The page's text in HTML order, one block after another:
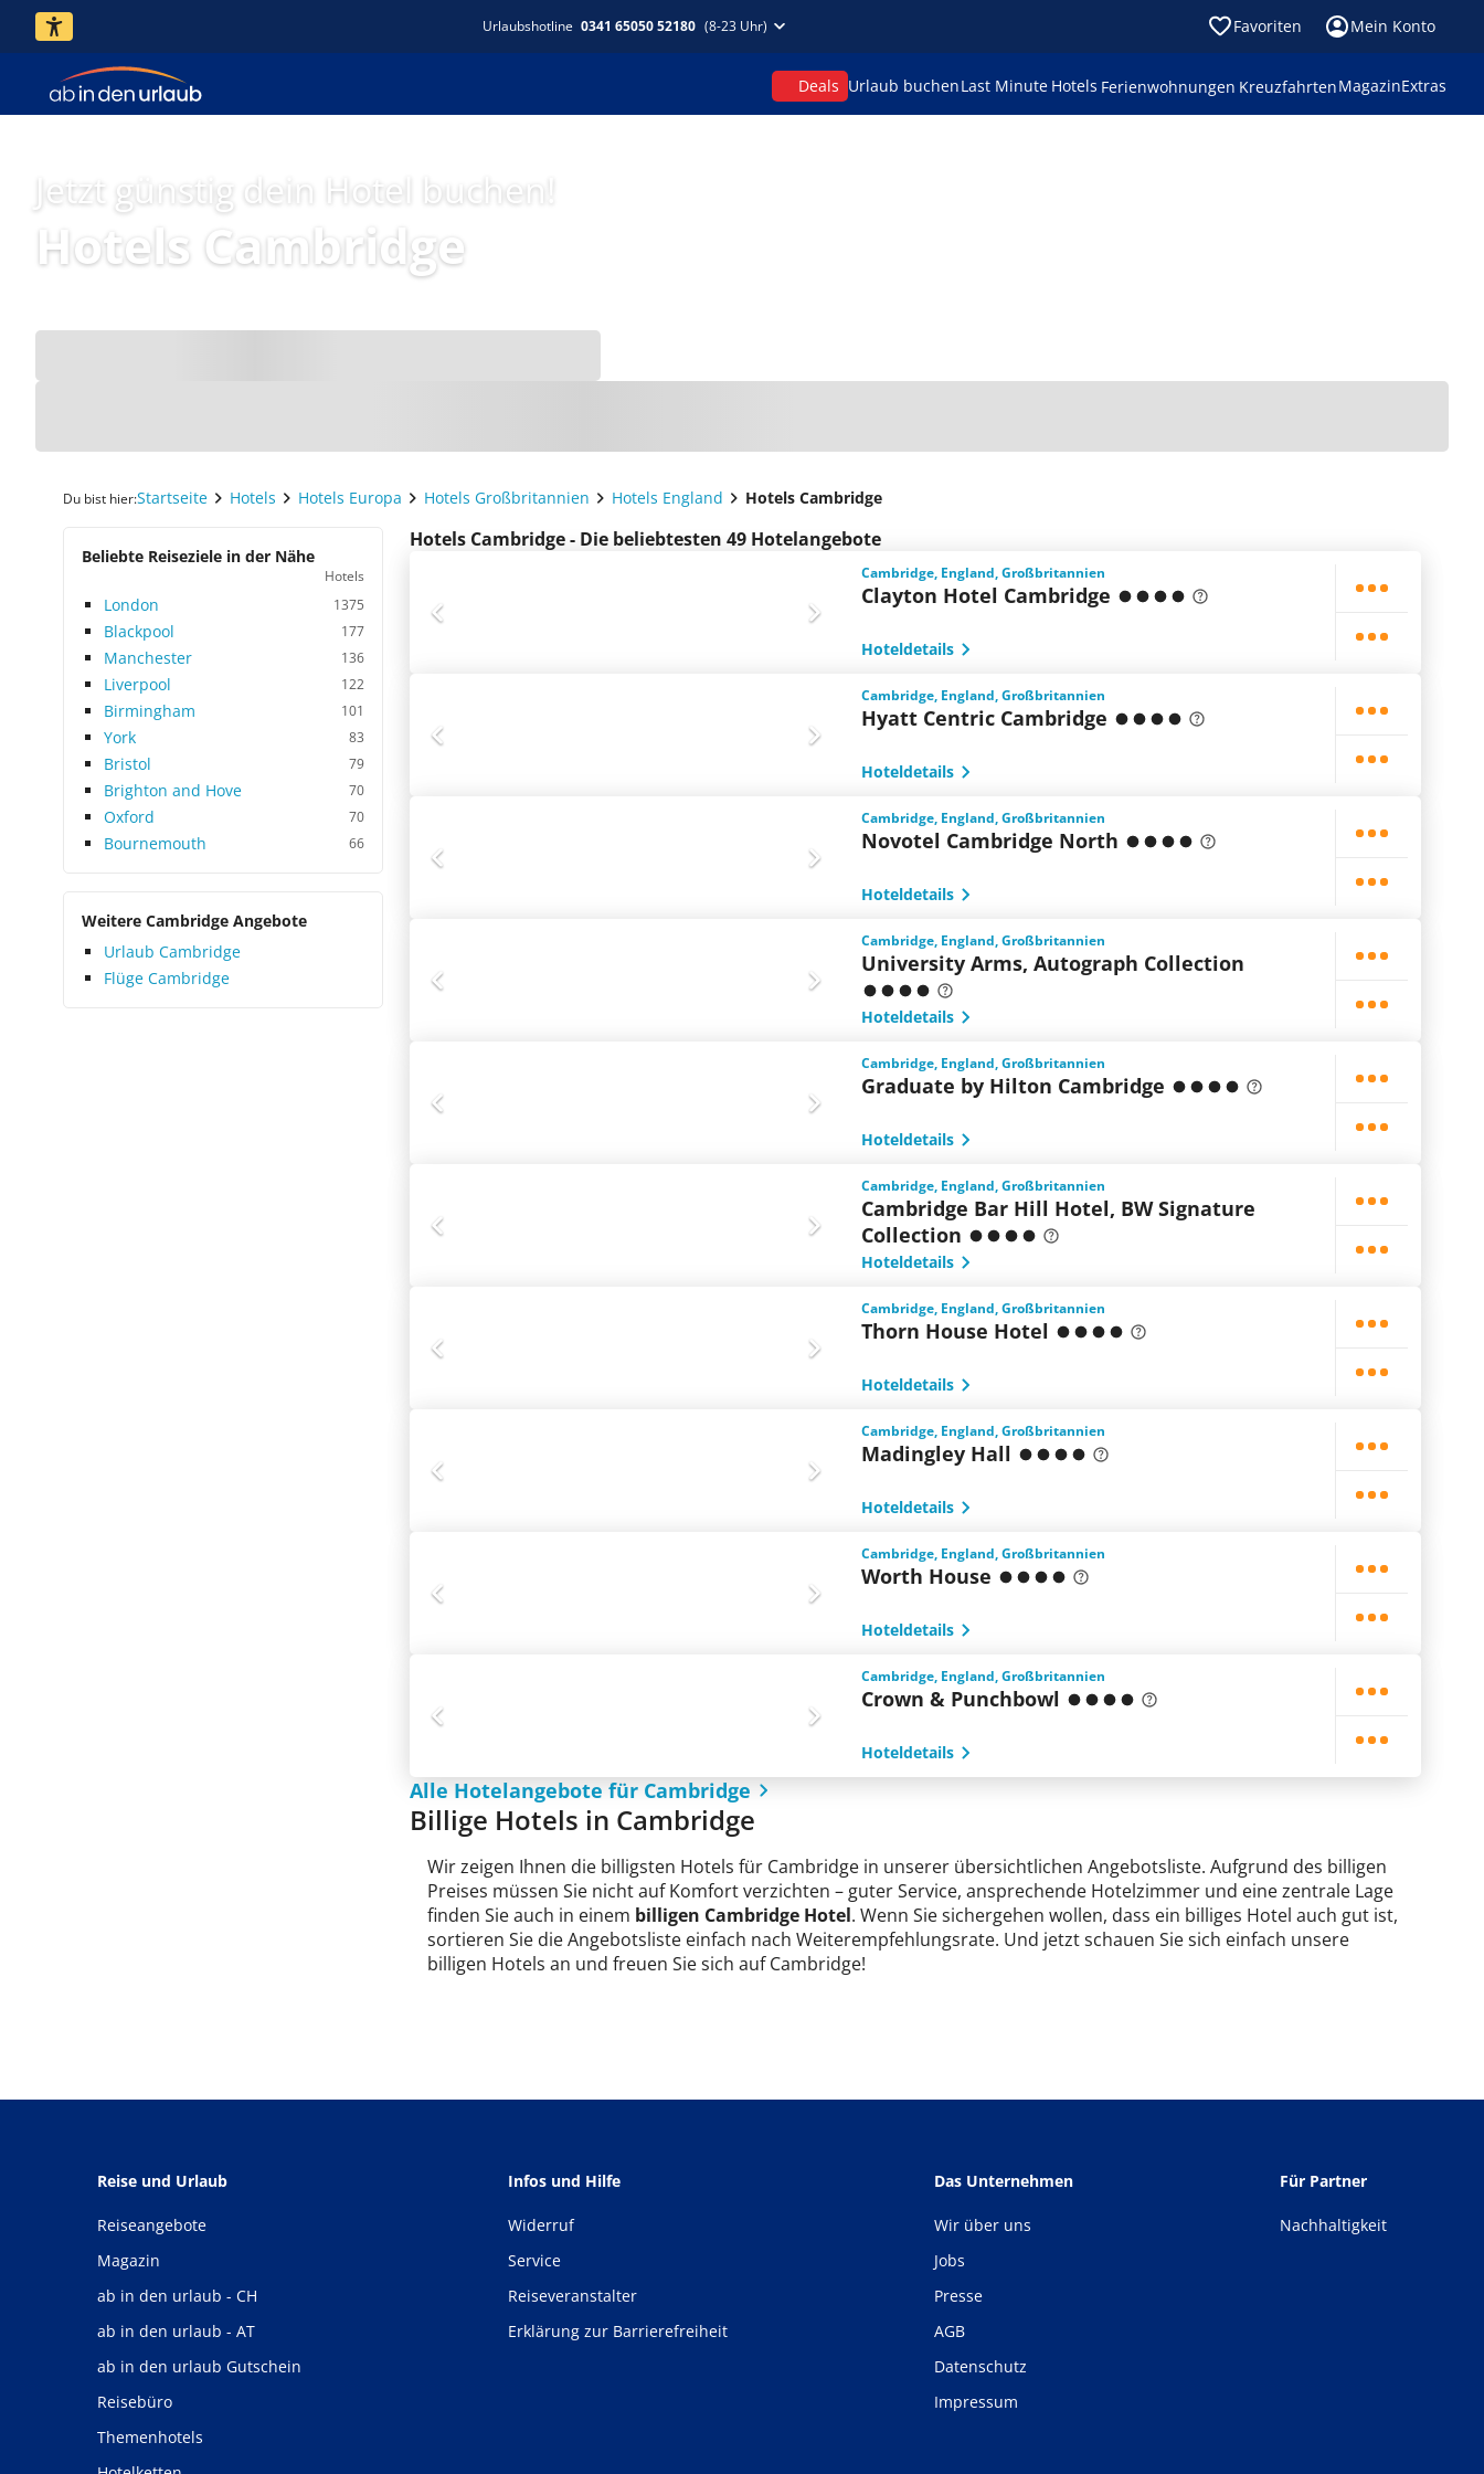
Urlaubshotline 0341 65050 52180 (8-23 Uhr) Favoriten Mein Konto
Deals Urlaub buchenLast Minute Hotels Ferienwohnungen KreuzfahrtenMagazinExtras
Jetzt günstig dein Hotel buchen!
Hotels Cambridge
Du bist hier:Startseite Hotels Hotels Europa Hotels Großbritannien Hotels England Hotels Cambridge
Beliebte Reiseziele in der Nähe
Hotels
London 1375
Blackpool 177
Manchester 136
Liverpool 122
Birmingham 101
York 83
Bristol 79
Brighton and Hove 70
Oxford 70
Bournemouth 66
Weitere Cambridge Angebote
Urlaub Cambridge
Flüge Cambridge
Hotels Cambridge - Die beliebtesten 49 Hotelangebote
Cambridge, England, Großbritannien
Clayton Hotel Cambridge
Hoteldetails
Cambridge, England, Großbritannien
Hyatt Centric Cambridge
Hoteldetails
Cambridge, England, Großbritannien
Novotel Cambridge North
Hoteldetails
Cambridge, England, Großbritannien
University Arms, Autograph Collection
Hoteldetails
Cambridge, England, Großbritannien
Graduate by Hilton Cambridge
Hoteldetails
Cambridge, England, Großbritannien
Cambridge Bar Hill Hotel, BW Signature
Collection
Hoteldetails
Cambridge, England, Großbritannien
Thorn House Hotel
Hoteldetails
Cambridge, England, Großbritannien
Madingley Hall
Hoteldetails
Cambridge, England, Großbritannien
Worth House
Hoteldetails
Cambridge, England, Großbritannien
Crown & Punchbowl
Hoteldetails
Alle Hotelangebote für Cambridge
Billige Hotels in Cambridge
Wir zeigen Ihnen die billigsten Hotels für Cambridge in unserer übersichtlichen Angebotsliste. Aufgrund des billigen
Preises müssen Sie nicht auf Komfort verzichten – guter Service, ansprechende Hotelzimmer und eine zentrale Lage
finden Sie auch in einem billigen Cambridge Hotel. Wenn Sie sichergehen wollen, dass ein billiges Hotel auch gut ist,
sortieren Sie die Angebotsliste einfach nach Weiterempfehlungsrate. Und jetzt schauen Sie sich einfach unsere
billigen Hotels an und freuen Sie sich auf Cambridge!
Reise und Urlaub
Reiseangebote
Magazin
ab in den urlaub - CH
ab in den urlaub - AT
ab in den urlaub Gutschein
Reisebüro
Themenhotels
Infos und Hilfe
Widerruf
Service
Reiseveranstalter
Erklärung zur Barrierefreiheit
Das Unternehmen
Wir über uns
Jobs
Presse
AGB
Datenschutz
Impressum
Für Partner
Nachhaltigkeit